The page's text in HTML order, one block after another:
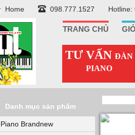
Home 098.777.1527 Hotline:
TRANG CHỦ
TƯ VẤN ĐÀN
PIANO
Danh mục sản phẩm
Piano Brandnew